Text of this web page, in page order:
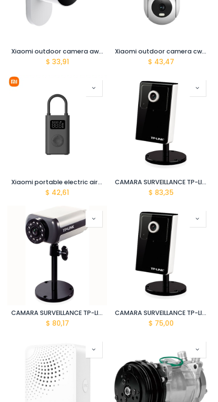
Xiaomi outdoor camera aw200
$ 33,91
Xiaomi outdoor camera cw300 BHR8097EU
$ 43,47
Xiaomi portable electric air compresor 2 BHR7112GL
$ 42,61
CAMARA SURVEILLANCE TP-LINK 2-WAY AUDIO TL-SC3130
$ 83,35
CAMARA SURVEILLANCE TP-LINK VISION NOCTURNA TL-SC3171
$ 80,17
CAMARA SURVEILLANCE TP-LINK 2-WAY AUDIO TL-SC3130G
$ 75,00